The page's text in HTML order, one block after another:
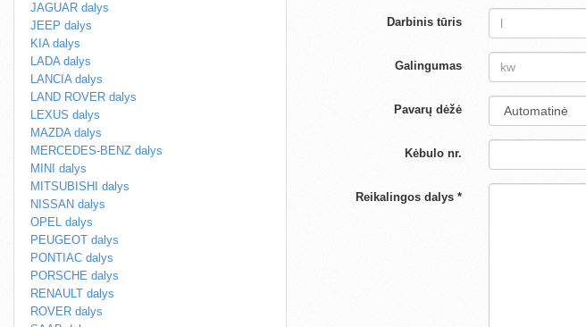
JAGUAR dalys
JEEP dalys
KIA dalys
LADA dalys
LANCIA dalys
LAND ROVER dalys
LEXUS dalys
MAZDA dalys
MERCEDES-BENZ dalys
MINI dalys
MITSUBISHI dalys
NISSAN dalys
OPEL dalys
PEUGEOT dalys
PONTIAC dalys
PORSCHE dalys
RENAULT dalys
ROVER dalys
Darbinis tūris
Galingumas
Pavarų dėžė
Kėbulo nr.
Reikalingos dalys *